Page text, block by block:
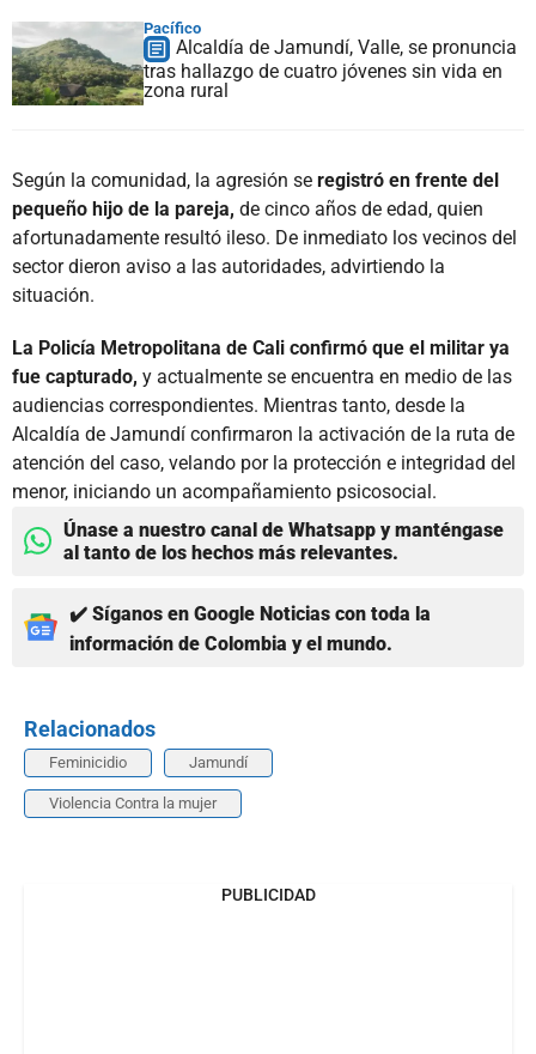
Pacífico
Alcaldía de Jamundí, Valle, se pronuncia
tras hallazgo de cuatro jóvenes sin vida en
zona rural
Según la comunidad, la agresión se registró en frente del
pequeño hijo de la pareja, de cinco años de edad, quien
afortunadamente resultó ileso. De inmediato los vecinos del
sector dieron aviso a las autoridades, advirtiendo la
situación.
La Policía Metropolitana de Cali confirmó que el militar ya
fue capturado, y actualmente se encuentra en medio de las
audiencias correspondientes. Mientras tanto, desde la
Alcaldía de Jamundí confirmaron la activación de la ruta de
atención del caso, velando por la protección e integridad del
menor, iniciando un acompañamiento psicosocial.
Únase a nuestro canal de Whatsapp y manténgase
al tanto de los hechos más relevantes.
✔️ Síganos en Google Noticias con toda la
información de Colombia y el mundo.
Relacionados
Feminicidio Jamundí
Violencia Contra la mujer
PUBLICIDAD